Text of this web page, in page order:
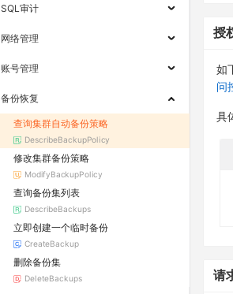
SQL审计
网络管理
账号管理
备份恢复
查询集群自动备份策略
DescribeBackupPolicy
修改集群备份策略
ModifyBackupPolicy
查询备份集列表
DescribeBackups
立即创建一个临时备份
CreateBackup
删除备份集
DeleteBackups
授
如
问
具
请